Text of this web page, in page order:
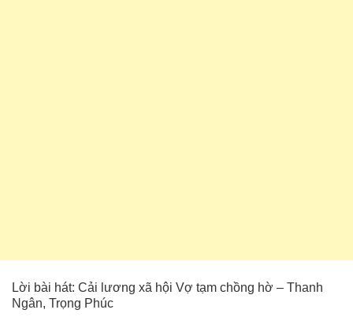
Lời bài hát: Cải lương xã hội Vợ tạm chồng hờ – Thanh
Ngân, Trọng Phúc